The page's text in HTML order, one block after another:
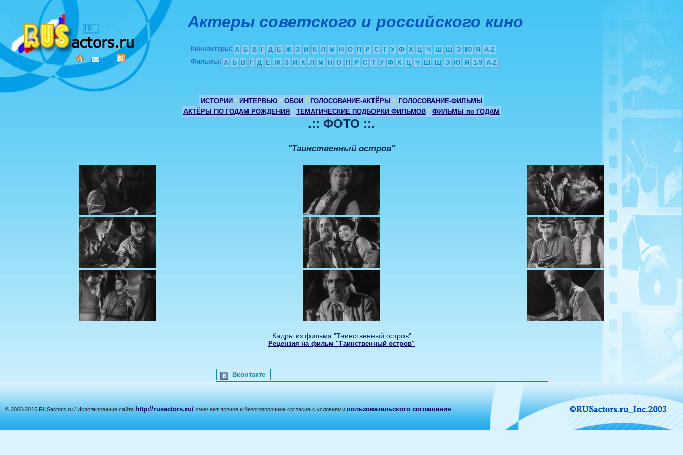
Актеры советского и российского кино
Киноактеры: А Б В Г Д Е Ж З И К Л М Н О П Р С Т У Ф Х Ц Ч Ш Щ Э Ю Я
A-Z
Фильмы: А Б В Г Д Е Ж З И К Л М Н О П Р С Т У Ф Х Ц Ч Ш Щ Э Ю Я 1-9 A-Z
ИСТОРИИ * ИНТЕРВЬЮ * ОБОИ * ГОЛОСОВАНИЕ-АКТЁРЫ + ГОЛОСОВАНИЕ-ФИЛЬМЫ
АКТЁРЫ ПО ГОДАМ РОЖДЕНИЯ * ТЕМАТИЧЕСКИЕ ПОДБОРКИ ФИЛЬМОВ * ФИЛЬМЫ по ГОДАМ
.:: ФОТО ::.
"Таинственный остров"
Кадры из фильма "Таинственный остров"
Рецензия на фильм "Таинственный остров"
Вконтакте
© 2003-2016 RUSactors.ru / Использование сайта http://rusactors.ru/ означает полное и безоговорочное согласие с условиями пользовательского соглашения